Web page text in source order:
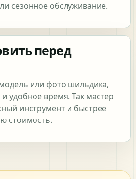
сезонное обслуживание.
перед
или фото шильдика,
удобное время. Так мастер
инструмент и быстрее
стоимость.